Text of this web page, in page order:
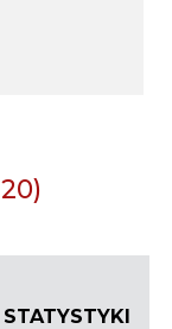
STATYSTYKI